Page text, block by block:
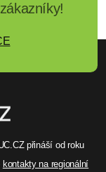
přináší od roku
kontakty na regionální